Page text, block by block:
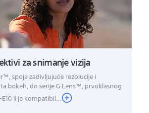
za snimanje vizija
spoja zadivljujuće rezolucije i
bokeh, do serije G Lens™, prvoklasnog
II je kompatibil...